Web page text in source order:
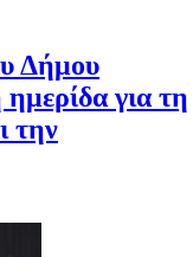
Δήμου
για τη
την